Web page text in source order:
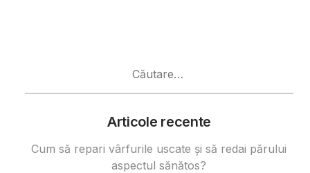
Articole recente
Cum să repari vârfurile uscate și să redai părului
aspectul sănătos?